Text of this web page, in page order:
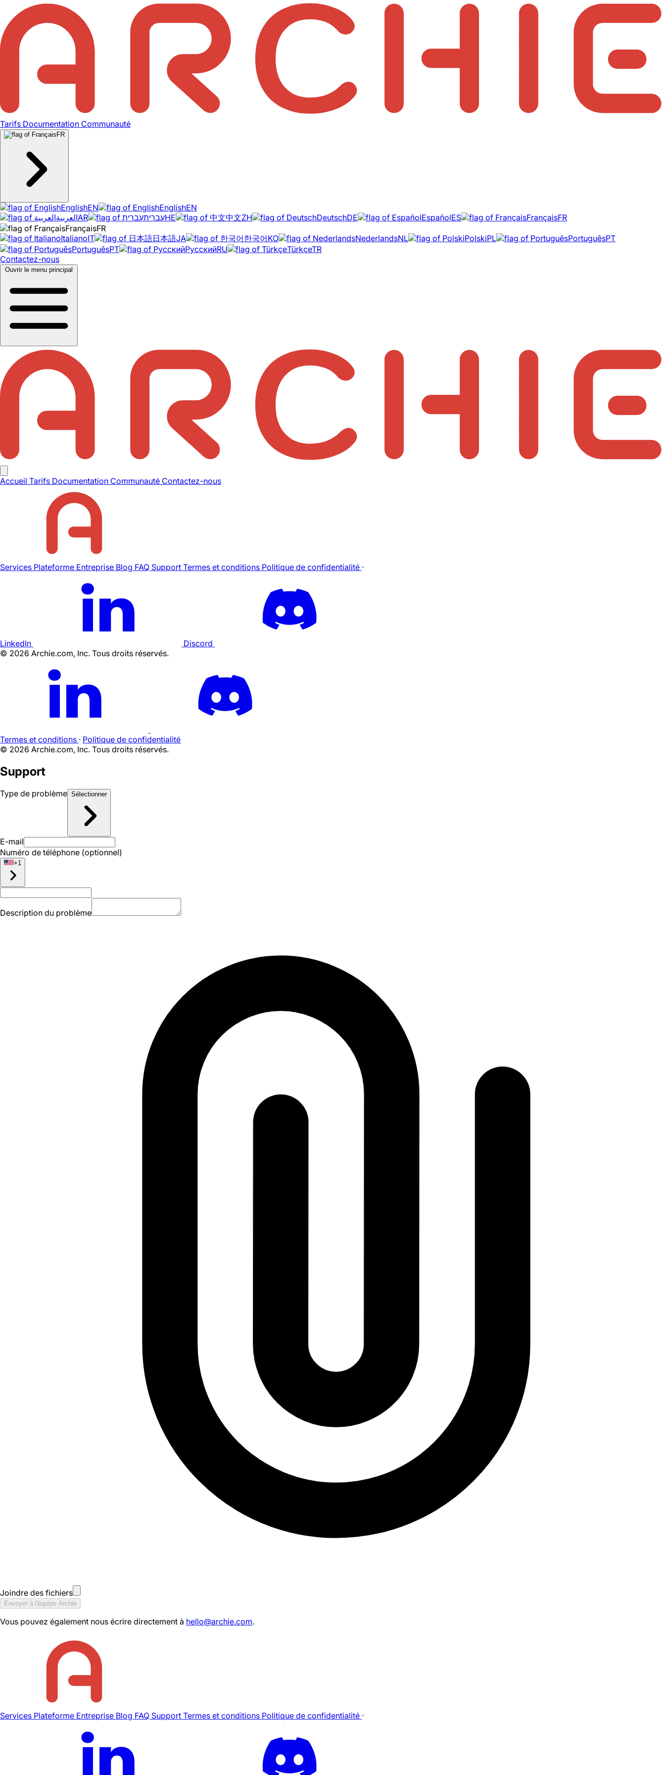
Tarifs Documentation Communauté
FR
EnglishEN EnglishEN
العربيةAR עבריתHE 中文ZH DeutschDE EspañolES FrançaisFR
FrançaisFR
ItalianoIT 日本語JA 한국어KO NederlandsNL PolskiPL PortuguêsPT
PortuguêsPT РусскийRU TürkçeTR
Contactez-nous
Ouvrir le menu principal
Accueil Tarifs Documentation Communauté Contactez-nous
Services Plateforme Entreprise Blog FAQ Support Termes et conditions Politique de confidentialité ·
LinkedIn
Discord
© 2026 Archie.com, Inc. Tous droits réservés.
Termes et conditions · Politique de confidentialité
© 2026 Archie.com, Inc. Tous droits réservés.
Support
Type de problème Sélectionner
E-mail
Numéro de téléphone (optionnel)
+1
Description du problème
Joindre des fichiers
Envoyer à l'équipe Archie
Vous pouvez également nous écrire directement à hello@archie.com.
Services Plateforme Entreprise Blog FAQ Support Termes et conditions Politique de confidentialité ·